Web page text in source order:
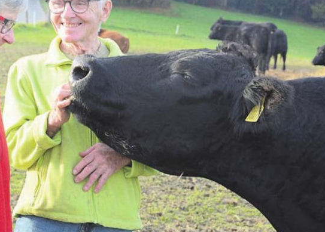
Vock verbringen den Sommer mit den Rindern auf der Alp.
schauen sie regelmässig bei den Tieren vorbei. Bilder:
Chregi Hansen / zg
Vock gehörten vor 50 Jahren zu den Schweizer Pionieren der
die Weide mit den Angusrindern betritt, spürt
Respekt. Auch wenn inzwischen sein Sohn
hilft der Vater ...
Sie